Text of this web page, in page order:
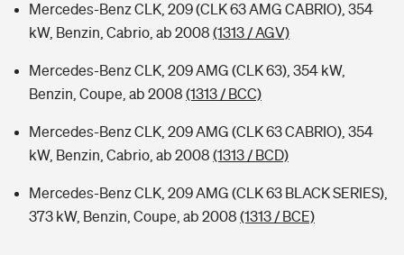
Mercedes-Benz CLK, 209 (CLK 63 AMG CABRIO), 354
kW, Benzin, Cabrio, ab 2008 (1313 / AGV)
Mercedes-Benz CLK, 209 AMG (CLK 63), 354 kW,
Benzin, Coupe, ab 2008 (1313 / BCC)
Mercedes-Benz CLK, 209 AMG (CLK 63 CABRIO), 354
kW, Benzin, Cabrio, ab 2008 (1313 / BCD)
Mercedes-Benz CLK, 209 AMG (CLK 63 BLACK SERIES),
373 kW, Benzin, Coupe, ab 2008 (1313 / BCE)